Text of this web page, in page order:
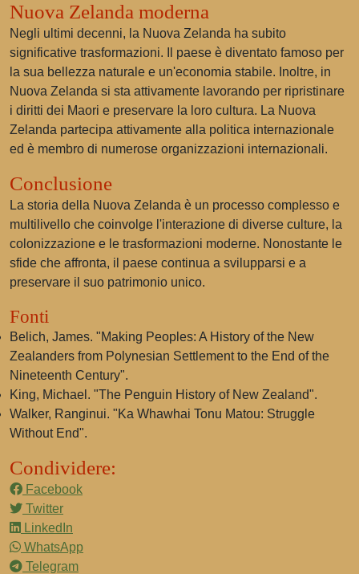
Nuova Zelanda moderna
Negli ultimi decenni, la Nuova Zelanda ha subito
significative trasformazioni. Il paese è diventato famoso per
la sua bellezza naturale e un'economia stabile. Inoltre, in
Nuova Zelanda si sta attivamente lavorando per ripristinare
i diritti dei Maori e preservare la loro cultura. La Nuova
Zelanda partecipa attivamente alla politica internazionale
ed è membro di numerose organizzazioni internazionali.
Conclusione
La storia della Nuova Zelanda è un processo complesso e
multilivello che coinvolge l'interazione di diverse culture, la
colonizzazione e le trasformazioni moderne. Nonostante le
sfide che affronta, il paese continua a svilupparsi e a
preservare il suo patrimonio unico.
Fonti
Belich, James. "Making Peoples: A History of the New
Zealanders from Polynesian Settlement to the End of the
Nineteenth Century".
King, Michael. "The Penguin History of New Zealand".
Walker, Ranginui. "Ka Whawhai Tonu Matou: Struggle
Without End".
Condividere:
Facebook
Twitter
LinkedIn
WhatsApp
Telegram